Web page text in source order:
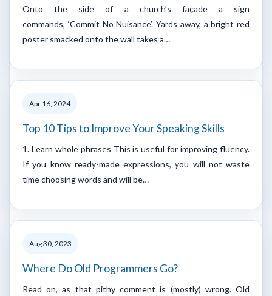
Onto the side of a church’s façade a sign
commands, ‘Commit No Nuisance’. Yards away, a bright red
poster smacked onto the wall takes a…
Apr 16, 2024
Top 10 Tips to Improve Your Speaking Skills
1. Learn whole phrases This is useful for improving fluency.
If you know ready-made expressions, you will not waste
time choosing words and will be…
Aug 30, 2023
Where Do Old Programmers Go?
Read on, as that pithy comment is (mostly) wrong. Old